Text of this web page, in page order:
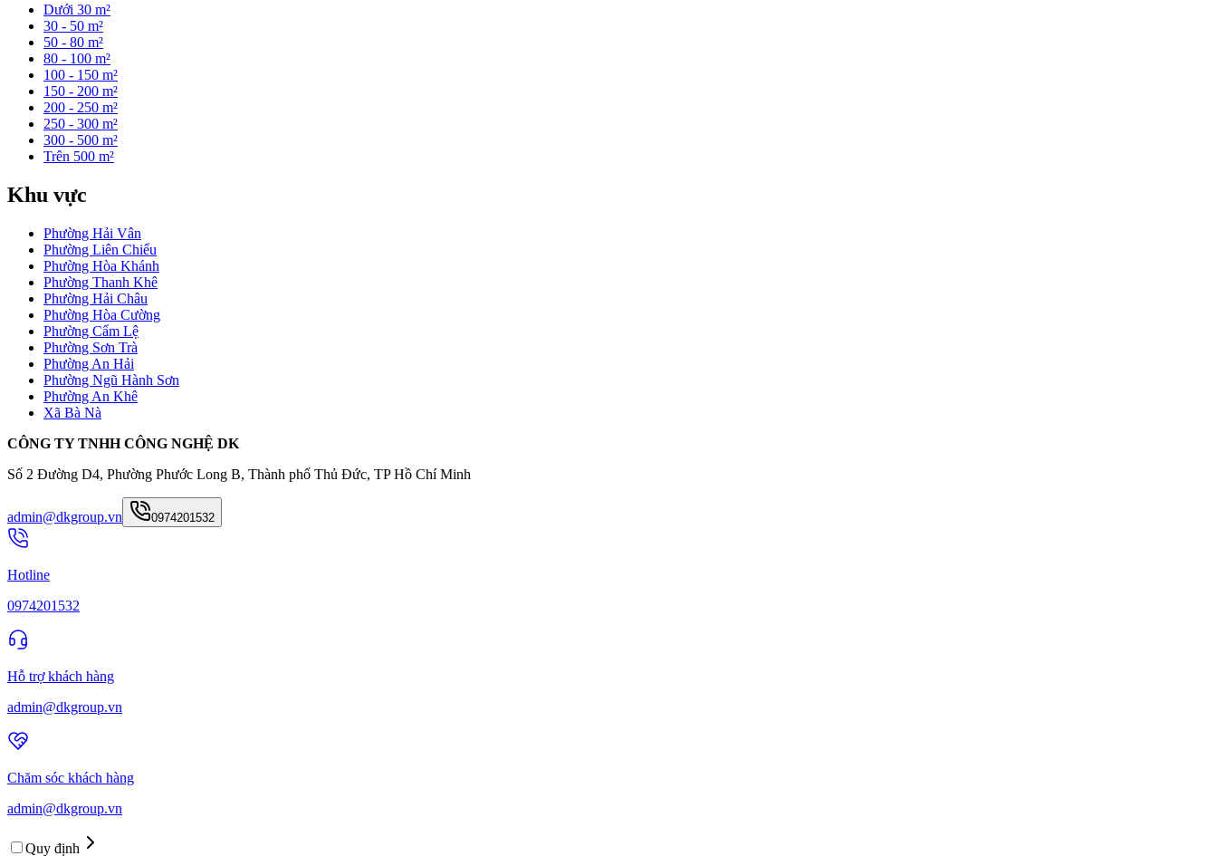
Dưới 30 m²
30 - 50 m²
50 - 80 m²
80 - 100 m²
100 - 150 m²
150 - 200 m²
200 - 250 m²
250 - 300 m²
300 - 500 m²
Trên 500 m²
Khu vực
Phường Hải Vân
Phường Liên Chiểu
Phường Hòa Khánh
Phường Thanh Khê
Phường Hải Châu
Phường Hòa Cường
Phường Cẩm Lệ
Phường Sơn Trà
Phường An Hải
Phường Ngũ Hành Sơn
Phường An Khê
Xã Bà Nà
CÔNG TY TNHH CÔNG NGHỆ DK
Số 2 Đường D4, Phường Phước Long B, Thành phố Thủ Đức, TP Hồ Chí Minh
admin@dkgroup.vn 0974201532
Hotline
0974201532
Hỗ trợ khách hàng
admin@dkgroup.vn
Chăm sóc khách hàng
admin@dkgroup.vn
Quy định